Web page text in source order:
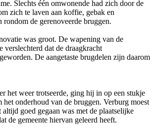
Slechts één omwonende had zich door de
zich te laven aan koffie, gebak en
rondom de gerenoveerde bruggen.
was groot. De wapening van de
verslechterd dat de draagkracht
De aangetaste brugdelen zijn daarom
het weer trotseerde, ging hij in op een stukje
het onderhoud van de bruggen. Verburg moest
altijd goed gegaan was met de plaatselijke
de gemeente hiervan geleerd heeft.